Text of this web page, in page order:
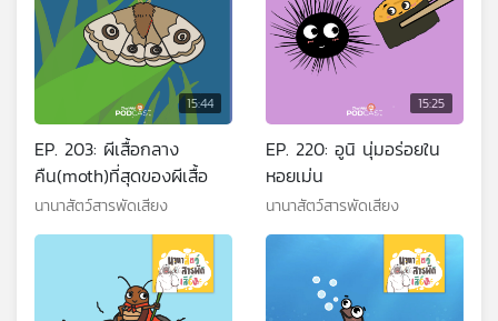
EP. 842: เลือกที่เที่ยวของ
ครอบครัวอย่างไรให้แฮปปี้
67
23 ธ.ค. 64
EP. 841: คุณแม่ยุคใหม่ เลี้ยงลูก
แบบเพื่อนอย่างไรให้แฮปปี้
44
0 23 ธ.ค. 64
กันน้อยลงจริงหรือ
94
0 22 ธ.ค. 64